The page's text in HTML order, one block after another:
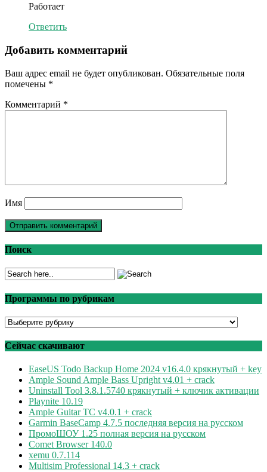
Работает
Ответить
Добавить комментарий
Ваш адрес email не будет опубликован. Обязательные поля
помечены *
Комментарий *
Имя
Поиск
Программы по рубрикам
Программы
рубрикам
Сейчас скачивают
EaseUS Todo Backup Home 2024 v16.4.0 крякнутый + key
Ample Sound Ample Bass Upright v4.01 + crack
Uninstall Tool 3.8.1.5740 крякнутый + ключик активации
Playnite 10.19
Ample Guitar TC v4.0.1 + crack
Garmin BaseCamp 4.7.5 последняя версия на русском
ПромоШОУ 1.25 полная версия на русском
Comet Browser 140.0
xemu 0.7.114
Multisim Professional 14.3 + crack